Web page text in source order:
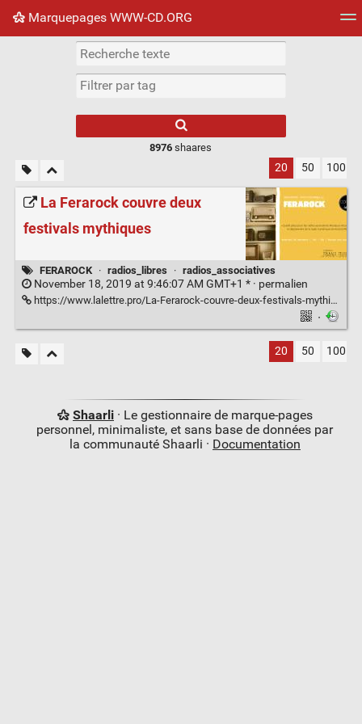
Marquepages WWW-CD.ORG
Nuage de tags Mur d'images
8976 shaares
20 50 100
La Ferarock couvre deux
festivals mythiques
FERAROCK · radios_libres · radios_associatives
November 18, 2019 at 9:46:07 AM GMT+1 * · permalien
https://www.lalettre.pro/La-Ferarock-couvre-deux-festivals-mythiques_a21043.html
·
20 50 100
Shaarli· Le gestionnaire de marque-pages
personnel, minimaliste, et sans base de données par
la communauté Shaarli · Documentation